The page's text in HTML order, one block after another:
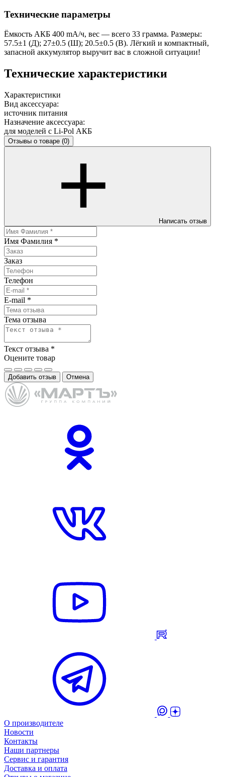
Технические параметры
Ёмкость АКБ 400 mA/ч, вес — всего 33 грамма. Размеры:
57.5±1 (Д); 27±0.5 (Ш); 20.5±0.5 (В). Лёгкий и компактный,
запасной аккумулятор выручит вас в сложной ситуации!
Технические характеристики
Характеристики
Вид аксессуара:
источник питания
Назначение аксессуара:
для моделей с Li-Pol АКБ
Отзывы о товаре (0)
Написать отзыв
Имя Фамилия *
Заказ
Телефон
E-mail *
Тема отзыва
Текст отзыва *
Оцените товар
Добавить отзыв Отмена
О производителе
Новости
Контакты
Наши партнеры
Сервис и гарантия
Доставка и оплата